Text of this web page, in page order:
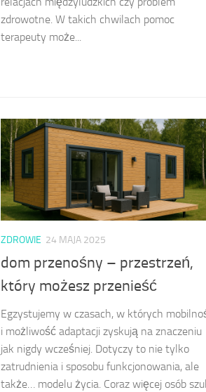
zdrowotne. W takich chwilach pomoc
terapeuty może...
ZDROWIE 24 MAJA 2025
dom przenośny – przestrzeń,
który możesz przenieść
Egzystujemy w czasach, w których
i możliwość adaptacji zyskują na znaczeniu
jak nigdy wcześniej. Dotyczy to nie tylko
zatrudnienia i sposobu funkcjonowania, ale
także… modelu życia. Coraz więcej osób